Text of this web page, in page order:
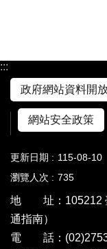
:::
政府網站資料開
網站安全政策
更新日期
115-08-10
瀏覽人次
735
地 址：105212
通指南）
電 話：